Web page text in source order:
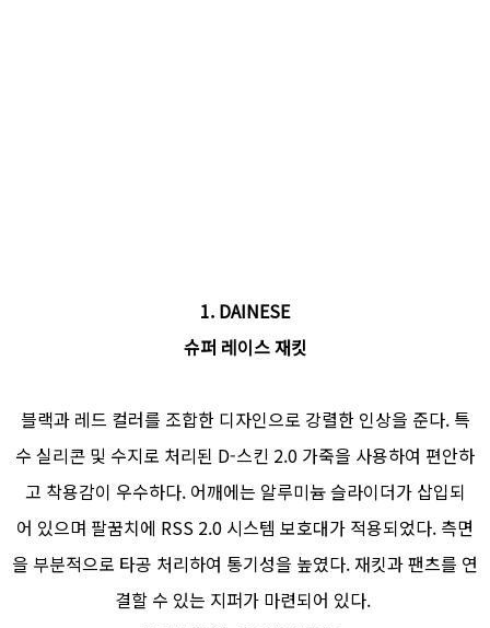
1. DAINESE
슈퍼 레이스 재킷
블랙과 레드 컬러를 조합한 디자인으로 강렬한 인상을 준다. 특
수 실리콘 및 수지로 처리된 D-스킨 2.0 가죽을 사용하여 편안하
고 착용감이 우수하다. 어깨에는 알루미늄 슬라이더가 삽입되
어 있으며 팔꿈치에 RSS 2.0 시스템 보호대가 적용되었다. 측면
을 부분적으로 타공 처리하여 통기성을 높였다. 재킷과 팬츠를 연
결할 수 있는 지퍼가 마련되어 있다.